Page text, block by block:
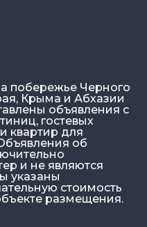
побережье Черного
Крыма и Абхазии
объявления с
гостевых
квартир для
об
и не являются
указаны
стоимость
размещения.